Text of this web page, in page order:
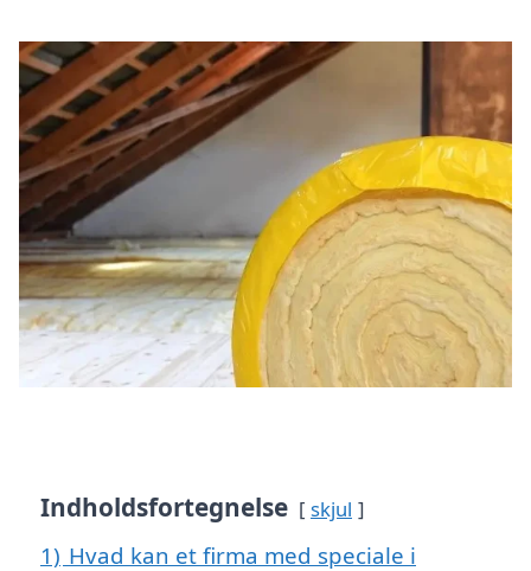
Indholdsfortegnelse skjul
1) Hvad kan et firma med speciale i